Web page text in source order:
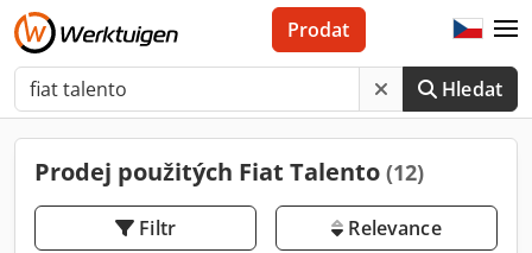
Hledat
Prodat
Prodej použitých Fiat Talento (12)
Filtr Relevance